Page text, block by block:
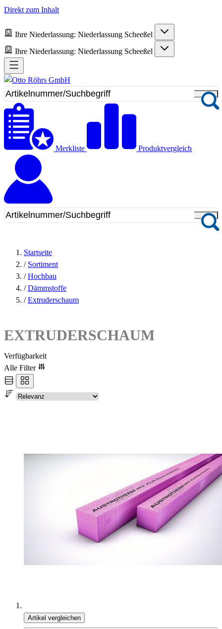
Direkt zum Inhalt
Ihre Niederlassung: Niederlassung Scheeßel
Ihre Niederlassung: Niederlassung Scheeßel
Merkliste Produktvergleich
Startseite
/ Sortiment
/ Hochbau
/ Dämmstoffe
/ Extruderschaum
EXTRUDERSCHAUM
Verfügbarkeit
Alle Filter
Artikel vergleichen